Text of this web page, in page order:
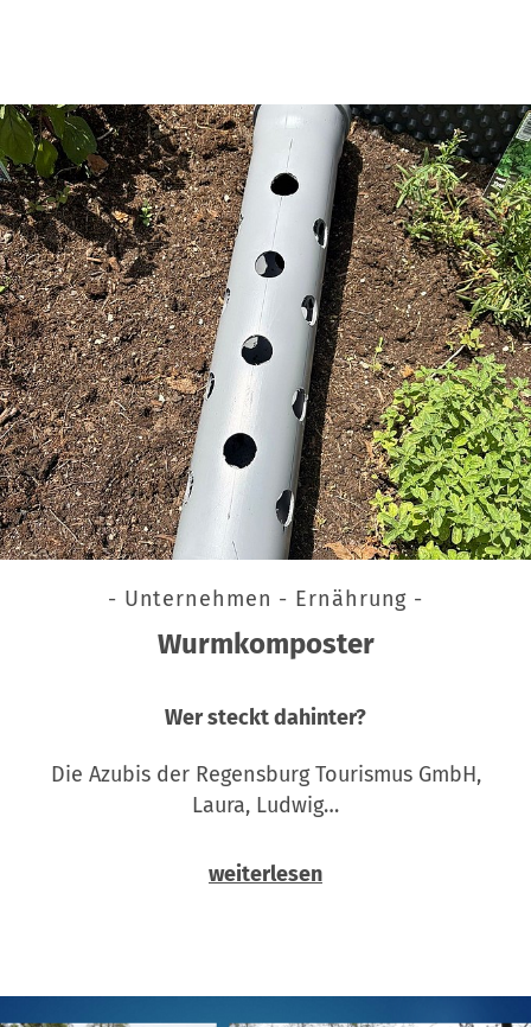
- Unternehmen - Ernährung -
Wurmkomposter
Wer steckt dahinter?
Die Azubis der Regensburg Tourismus GmbH,
Laura, Ludwig…
weiterlesen